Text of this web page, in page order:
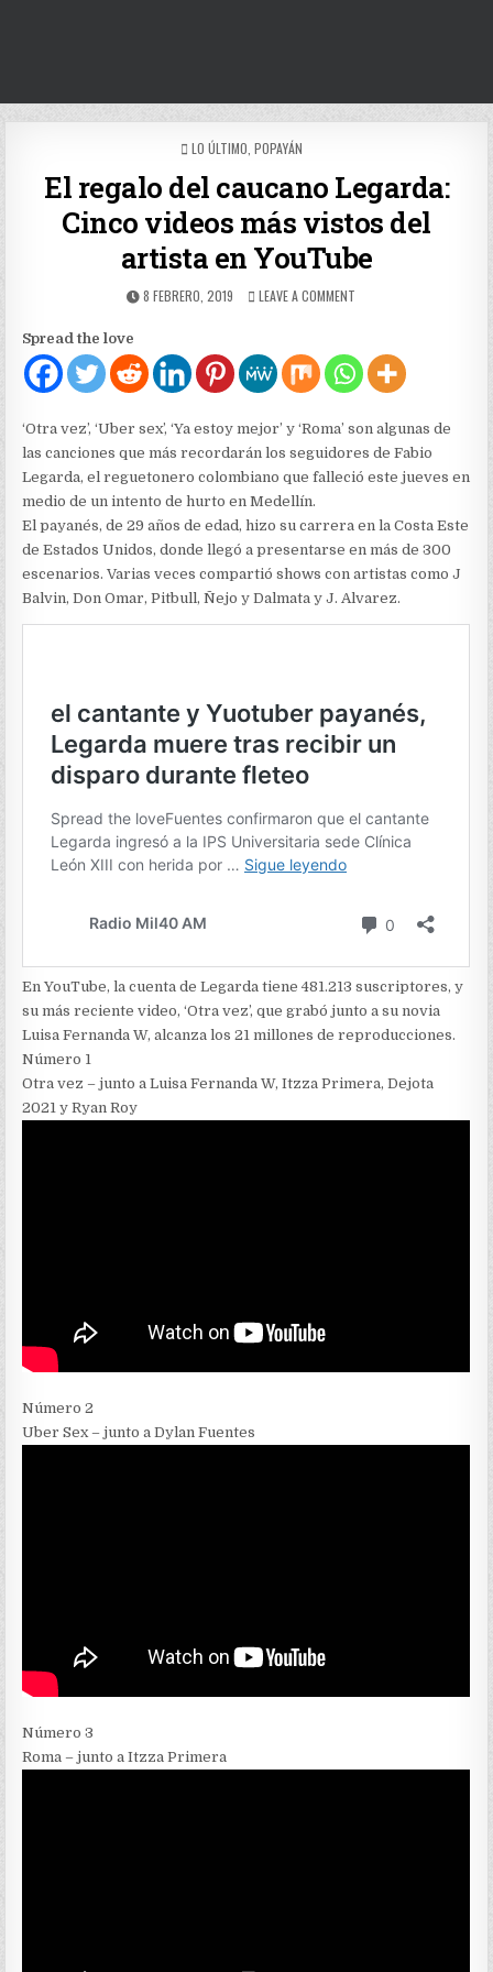
POSTED
LO ÚLTIMO POPAYÁN
El regalo del caucano Legarda:
Cinco videos más vistos del
artista en YouTube
PUBLISHED
8 FEBRERO, 2019 LEAVE A COMMENT
CAUCANO
LEGARDA:
VIDEOS
VISTOS
DEL
EN
Spread the love
‘Otra vez’, ‘Uber sex’, ‘Ya estoy mejor’ y ‘Roma’ son algunas de
las canciones que más recordarán los seguidores de Fabio
Legarda, el reguetonero colombiano que falleció este jueves en
medio de un intento de hurto en Medellín.
El payanés, de 29 años de edad, hizo su carrera en la Costa Este
de Estados Unidos, donde llegó a presentarse en más de 300
escenarios. Varias veces compartió shows con artistas como J
Balvin, Don Omar, Pitbull, Ñejo y Dalmata y J. Alvarez.
En YouTube, la cuenta de Legarda tiene 481.213 suscriptores, y
su más reciente video, ‘Otra vez’, que grabó junto a su novia
Luisa Fernanda W, alcanza los 21 millones de reproducciones.
Número 1
Otra vez – junto a Luisa Fernanda W, Itzza Primera, Dejota
2021 y Ryan Roy
Número 2
Uber Sex – junto a Dylan Fuentes
Número 3
Roma – junto a Itzza Primera